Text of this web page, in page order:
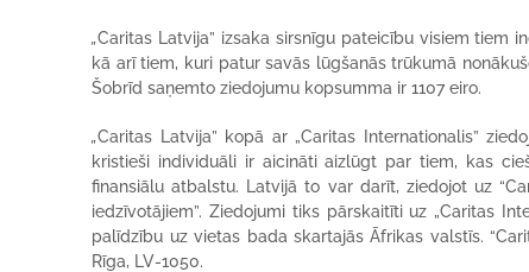
„Caritas Latvija” izsaka sirsnīgu pateicību visiem tiem
kā arī tiem, kuri patur savās lūgšanās trūkumā
Šobrīd saņemto ziedojumu kopsumma ir 1107 eiro.
„Caritas Latvija” kopā ar „Caritas Internationalis”
kristieši individuāli ir aicināti aizlūgt par tiem, kas
finansiālu atbalstu. Latvijā to var darīt, ziedojot uz
iedzīvotājiem”. Ziedojumi tiks pārskaitīti uz „Caritas
palīdzību uz vietas bada skartajās Āfrikas valstīs.
Rīga, LV-1050.